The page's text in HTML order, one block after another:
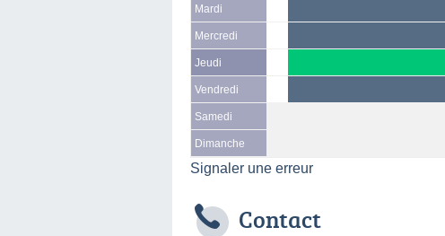
Mardi
Mercredi
Jeudi
Vendredi
Samedi
Dimanche
Signaler une erreur
Contact